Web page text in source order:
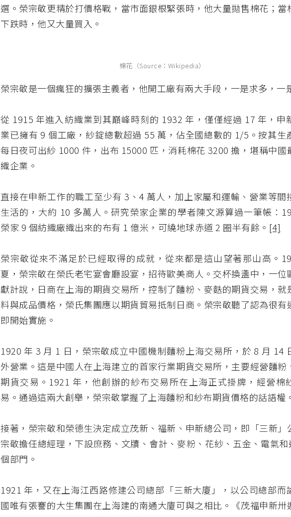
選。榮宗敬更精於打價格戰，當市面銀根緊張時，他大量拋售棉花；當
下跌時，他又大量買入。
棉花（Source：Wikipedia）
榮宗敬是一個瘋狂的擴張主義者，他開工廠有兩大手段，一是求多，一
從 1915 年進入紡織業到其巔峰時刻的 1932 年，僅僅經過 17 年，申
業已擁有 9 個工廠，紗錠總數超過 55 萬，佔全國總數的 1/5。按其生
每日夜可出紗 1000 件，出布 15000 匹，消耗棉花 3200 擔，堪稱中國
織企業。
直接在申新工作的職工至少有 3、4 萬人，加上家屬和運輸、營業等間
生活的，大約 10 多萬人。研究榮家企業的學者陳文源算過一筆帳：
榮家 9 個紡織廠織出來的布有 1 億米，可繞地球赤道 2 圈半有餘。 [4]
榮宗敬從來不滿足於已經取得的成就，從來都是這山望著那山高。
夏，榮宗敬在榮氏老宅宴會廳設宴，招待歐美商人。交杯換盞中，一位
獻計說，日商在上海的期貨交易所，控制了麵粉、麥麩的期貨交易，就
料與成品價格，榮氏集團應以期貨貿易抵制日商。榮宗敬聽了認為很有
即開始實施。
1920 年 3 月 1 日，榮宗敬成立中國機制麵粉上海交易所，於 8 月 14
外營業。這是中國人在上海建立的首家行業期貨交易所，主要經營麵粉
期貨交易。1921 年，他創辦的紗布交易所在上海正式掛牌，經營棉
易。通過這兩大創舉，榮宗敬掌握了上海麵粉和紗布期貨價格的話語權
接著，榮宗敬和榮德生決定成立茂新、福新、申新總公司，即「三新」
宗敬擔任總經理，下設庶務、文牘、會計、麥粉、花紗、五金、電氣和
個部門。
1921 年，又在上海江西路修建公司總部「三新大廈」，以公司總部而
國唯有張謇的大生集團在上海建的南通大廈可與之相比。《茂福申新卅